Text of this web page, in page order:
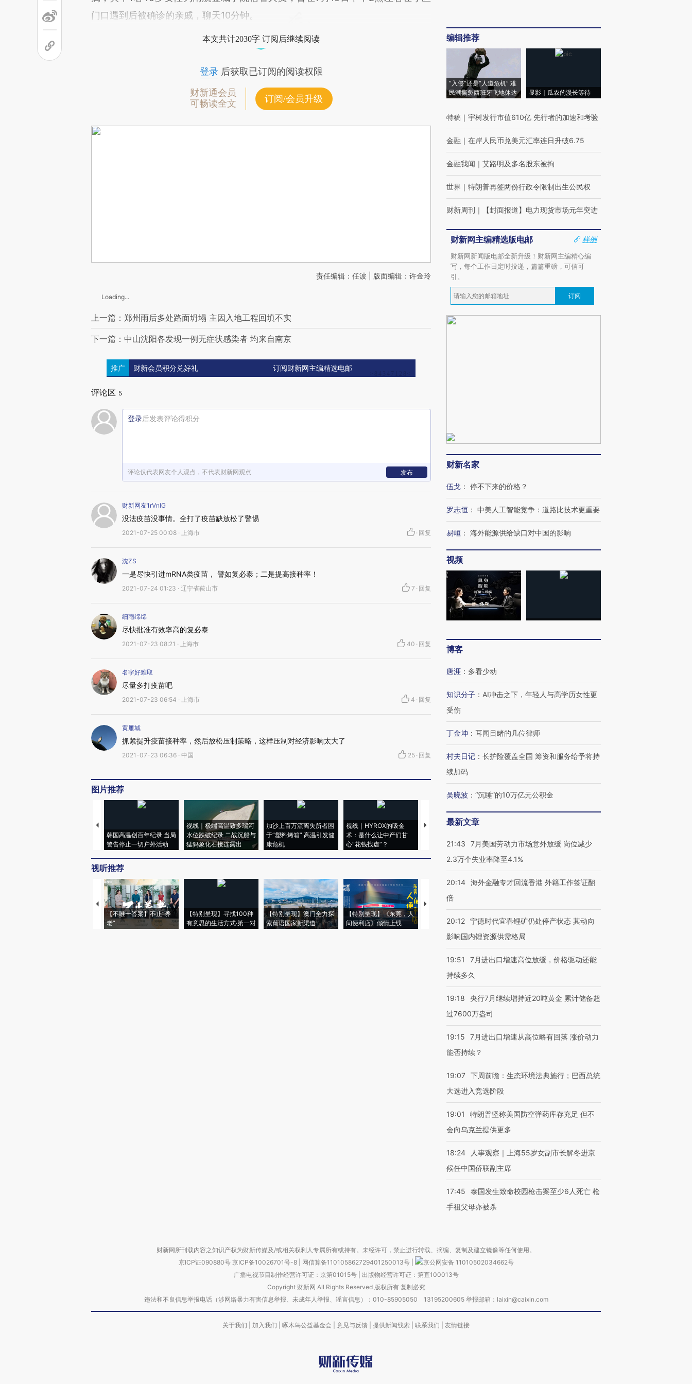
门口遇到后被确诊的亲戚，聊天10分钟。
本文共计2030字 订阅后继续阅读
登录后获取已订阅的阅读权限
财新通会员
可畅读全文
订阅/会员升级
责任编辑：任波 | 版面编辑：许金玲
Loading...
上一篇：郑州雨后多处路面坍塌 主因入地工程回填不实
下一篇：中山沈阳各发现一例无症状感染者 均来自南京
推广 财新会员积分兑好礼 订阅财新网主编精选电邮
评论区 5
登录后发表评论得积分
评论仅代表网友个人观点，不代表财新网观点 发布
财新网友1rVnlG
没法疫苗没事情。全打了疫苗缺放松了警惕
2021-07-25 00:08 · 上海市 · 回复
沈ZS
一是尽快引进mRNA类疫苗， 譬如复必泰；二是提高接种率！
2021-07-24 01:23 · 辽宁省鞍山市 7 · 回复
细雨绵绵
尽快批准有效率高的复必泰
2021-07-23 08:21 · 上海市 40 · 回复
名字好难取
尽量多打疫苗吧
2021-07-23 06:54 · 上海市 4 · 回复
黄雁城
抓紧提升疫苗接种率，然后放松压制策略，这样压制对经济影响太大了
2021-07-23 06:36 · 中国 25 · 回复
图片推荐
韩国高温创百年纪录 当局
警告停止一切户外活动
视线｜极端高温致多瑙河
水位跌破纪录 二战沉船与
猛犸象化石接连露出
加沙上百万流离失所者困
于“塑料烤箱” 高温引发健
康危机
视线｜HYROX的吸金
术：是什么让中产们甘
心“花钱找虐”？
马航飞行员跨国走私7万
育部长拱下台
飞地休达
视听推荐
【不唯一答案】不止“养
老”
【特别呈现】寻找100种
有意思的生活方式·第一对
【特别呈现】澳门全力探
索葡语国家新渠道
【特别呈现】《东莞，人
间便利店》倾情上线
【推广】走进第四届链博
有意思的生活方式·第三对
住三大增长引擎是什么？
编辑推荐
“入侵”还是“人道危机” 难
民潮撕裂西班牙飞地休达
显影｜瓜农的漫长等待
特稿 ｜ 宇树发行市值610亿 先行者的加速和考验
金融 ｜ 在岸人民币兑美元汇率连日升破6.75
金融我闻 ｜ 艾路明及多名股东被拘
世界 ｜ 特朗普再签两份行政令限制出生公民权
财新周刊 ｜ 【封面报道】电力现货市场元年突进
财新网主编精选版电邮
样例
财新网新闻版电邮全新升级！财新网主编精心编
写，每个工作日定时投递，篇篇重磅，可信可
引。
订阅
财新名家
伍戈 ： 停不下来的价格？
罗志恒 ： 中美人工智能竞争：道路比技术更重要
易峘 ： 海外能源供给缺口对中国的影响
视频
博客
唐涯 ： 多看少动
知识分子 ： AI冲击之下，年轻人与高学历女性更
受伤
丁金坤 ： 耳闻目睹的几位律师
村夫日记 ： 长护险覆盖全国 筹资和服务给予将持
续加码
吴晓波 ： “沉睡”的10万亿元公积金
最新文章
21:43
7月美国劳动力市场意外放缓 岗位减少
2.3万个失业率降至4.1%
20:14 海外金融专才回流香港 外籍工作签证翻
倍
20:12 宁德时代宜春锂矿仍处停产状态 其动向
影响国内锂资源供需格局
19:51
7月进出口增速高位放缓，价格驱动还能
持续多久
19:18
央行7月继续增持近20吨黄金 累计储备超
过7600万盎司
19:15
7月进出口增速从高位略有回落 涨价动力
能否持续？
19:07 下周前瞻：生态环境法典施行；巴西总统
大选进入竞选阶段
19:01
特朗普坚称美国防空弹药库存充足 但不
会向乌克兰提供更多
18:24
人事观察｜上海55岁女副市长解冬进京
候任中国侨联副主席
17:45
泰国发生致命校园枪击案至少6人死亡 枪
手祖父母亦被杀
财新网所刊载内容之知识产权为财新传媒及/或相关权利人专属所有或持有。未经许可，禁止进行转载、摘编、复制及建立镜像等任何使用。
京ICP证090880号 京ICP备10026701号-8 网信算备110105862729401250013号
京公网安备 11010502034662号
广播电视节目制作经营许可证：京第01015号| 出版物经营许可证：第直100013号
Copyright 财新网 All Rights Reserved 版权所有 复制必究
违法和不良信息举报电话（涉网络暴力有害信息举报、未成年人举报、谣言信息）：010-85905050 13195200605 举报邮箱：laixin@caixin.com
关于我们 加入我们 啄木鸟公益基金会 意见与反馈 提供新闻线索 联系我们 友情链接